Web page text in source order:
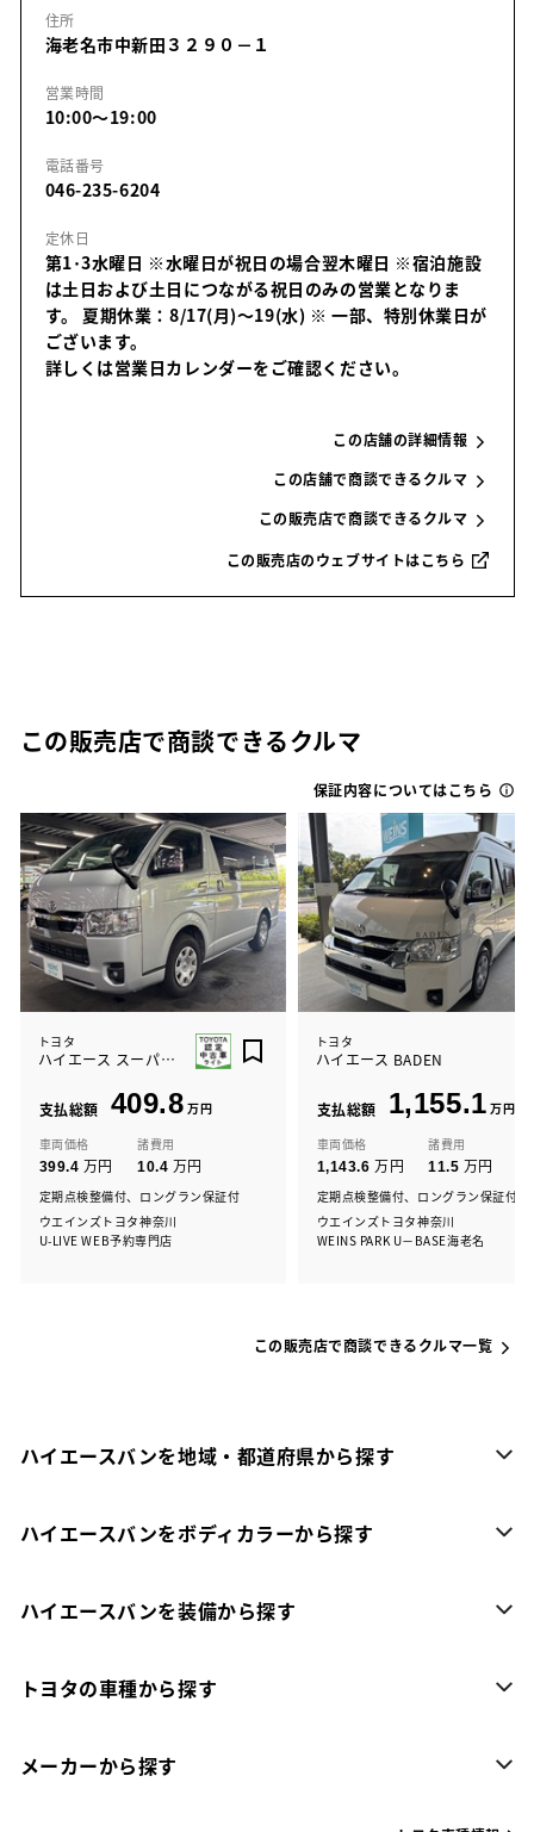
住所
海老名市中新田３２９０－１
営業時間
10:00～19:00
電話番号
046-235-6204
定休日
第1･3水曜日 ※水曜日が祝日の場合翌木曜日 ※宿泊施設
は土日および土日につながる祝日のみの営業となりま
す。 夏期休業：8/17(月)～19(水) ※ 一部、特別休業日が
ございます。
詳しくは営業日カレンダーをご確認ください。
この店舗の詳細情報
この店舗で商談できるクルマ
この販売店で商談できるクルマ
この販売店のウェブサイトはこちら
この販売店で商談できるクルマ
保証内容についてはこちら
トヨタ
ハイエース スーパーGLディーゼル
支払総額 409.8 万円
車両価格
399.4 万円
諸費用
10.4 万円
定期点検整備付、ロングラン保証付
ウエインズトヨタ神奈川
U-LIVE WEB予約専門店
トヨタ
ハイエース BADEN
支払総額 1,155.1 万円
車両価格
1,143.6 万円
諸費用
11.5 万円
定期点検整備付、ロングラン保証付
ウエインズトヨタ神奈川
WEINS PARK U－BASE海老名
この販売店で商談できるクルマ一覧
ハイエースバンを地域・都道府県から探す
ハイエースバンをボディカラーから探す
ハイエースバンを装備から探す
トヨタの車種から探す
メーカーから探す